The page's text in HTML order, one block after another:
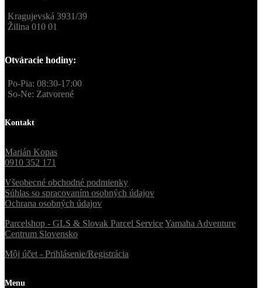
Kragujevská 3931/39
Žilina 010 01
Otváracie hodiny:
Po-Pia: 08:30-17:00
So-Ne: Zatvorené
Kontakt
Marián Kopas
0910 352 171
Všeobecné obchodné podmienky
Súhlas so spracovaním osobných údajov
Ochrana osobných údajov
Parcelshop - GLS & Slovak Parcel ServiceYamaha Adventure
Centrum Slovensko
Môj účet - Prihlásenie/Registrácia
Menu